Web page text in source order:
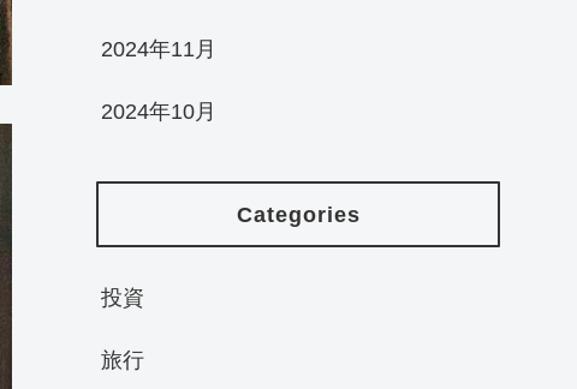
2024年11月
2024年10月
Categories
投資
旅行